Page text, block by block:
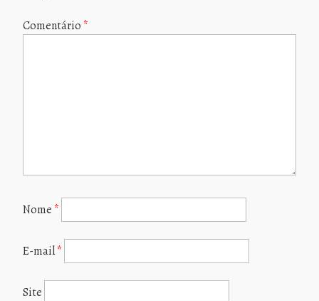
Comentário *
Nome *
E-mail*
Site